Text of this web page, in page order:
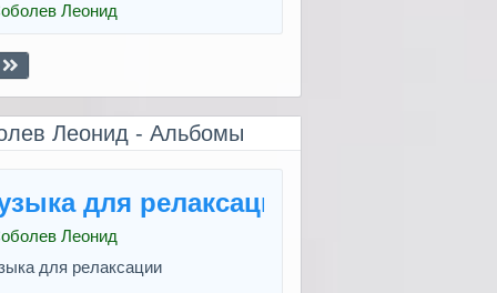
Леонид
Леонид - Альбомы
для релаксации
Леонид
для релаксации